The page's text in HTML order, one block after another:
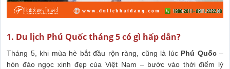
1. Du lịch Phú Quốc tháng 5 có gì hấp dẫn?
Tháng 5, khi mùa hè bắt đầu rộn ràng, cũng là lúc Phú Quốc–
hòn đảo ngọc xinh đẹp của Việt Nam – bước vào thời điểm lý